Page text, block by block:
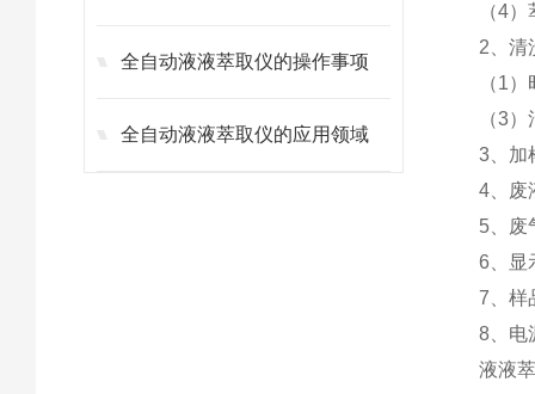
全自动液液萃取仪的操作事项
全自动液液萃取仪的应用领域
（4
2、清
（1
（3
3、加
4、废
5、废
6、显
7、样
8、
液液